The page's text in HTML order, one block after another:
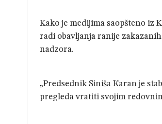
Kako je medijima saopšteno iz
radi obavljanja ranije
nadzora.
„Predsednik Siniša Кaran je
pregleda vratiti svojim